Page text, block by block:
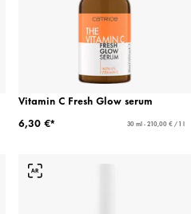
Vitamin C Fresh Glow serum
6,30 €*
30 ml - 210,00 € / 1 l